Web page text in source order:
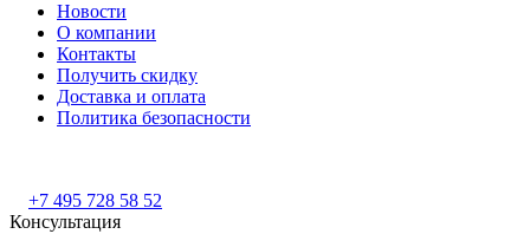
Новости
О компании
Контакты
Получить скидку
Доставка и оплата
Политика безопасности
+7 495 728 58 52
Консультация